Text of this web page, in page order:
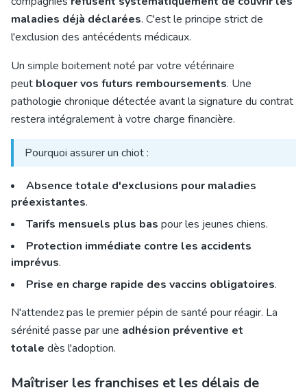
maladies déjà déclarées. C'est le principe strict de
l'exclusion des antécédents médicaux.
Un simple boitement noté par votre vétérinaire
peut bloquer vos futurs remboursements. Une
pathologie chronique détectée avant la signature du contrat
restera intégralement à votre charge financière.
Pourquoi assurer un chiot :
Absence totale d'exclusions pour maladies
préexistantes.
Tarifs mensuels plus bas pour les jeunes chiens.
Protection immédiate contre les accidents
imprévus.
Prise en charge rapide des vaccins obligatoires.
N'attendez pas le premier pépin de santé pour réagir. La
sérénité passe par une adhésion préventive et
totale dès l'adoption.
Maîtriser les franchises et les délais de